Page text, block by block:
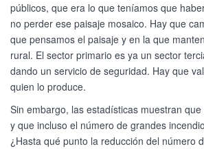
públicos, que era lo que teníamos que
no perder ese paisaje mosaico. Hay que
que pensamos el paisaje y en la que
rural. El sector primario es ya un sector
dando un servicio de seguridad. Hay que
quien lo produce.
Sin embargo, las estadísticas muestran
y que incluso el número de grandes
¿Hasta qué punto la reducción del número